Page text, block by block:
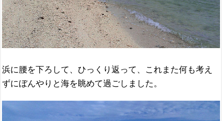
浜に腰を下ろして、ひっくり返って、これまた何も考え
ずにぼんやりと海を眺めて過ごしました。